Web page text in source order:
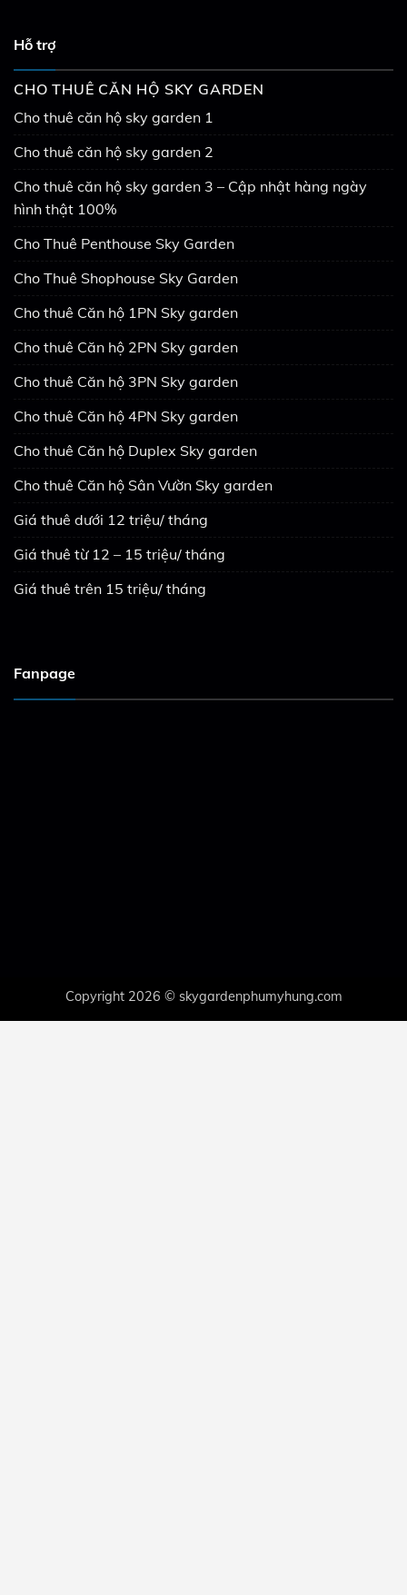
Hỗ trợ
CHO THUÊ CĂN HỘ SKY GARDEN
Cho thuê căn hộ sky garden 1
Cho thuê căn hộ sky garden 2
Cho thuê căn hộ sky garden 3 – Cập nhật hàng ngày
hình thật 100%
Cho Thuê Penthouse Sky Garden
Cho Thuê Shophouse Sky Garden
Cho thuê Căn hộ 1PN Sky garden
Cho thuê Căn hộ 2PN Sky garden
Cho thuê Căn hộ 3PN Sky garden
Cho thuê Căn hộ 4PN Sky garden
Cho thuê Căn hộ Duplex Sky garden
Cho thuê Căn hộ Sân Vườn Sky garden
Giá thuê dưới 12 triệu/ tháng
Giá thuê từ 12 – 15 triệu/ tháng
Giá thuê trên 15 triệu/ tháng
Fanpage
Copyright 2026 © skygardenphumyhung.com